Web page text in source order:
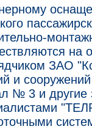
на
ЗАО
и
№ 3 и